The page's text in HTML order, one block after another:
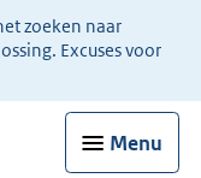
zoeken naar
Excuses voor
Menu